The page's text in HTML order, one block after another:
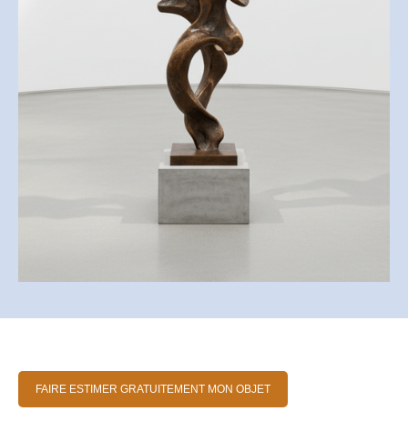
FAIRE ESTIMER GRATUITEMENT MON OBJET